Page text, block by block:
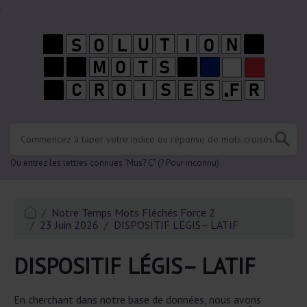
.
Ou entrez les lettres connues "Mus? C" (? Pour inconnu)
Notre Temps Mots Fléchés Force 2
23 Juin 2026
DISPOSITIF LÉGIS– LATIF
DISPOSITIF LÉGIS– LATIF
En cherchant dans notre base de données, nous avons